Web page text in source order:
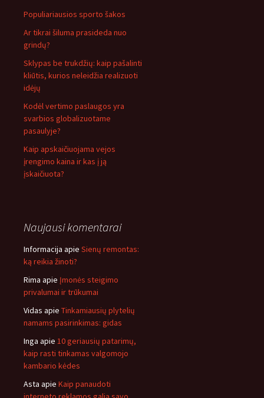
Populiariausios sporto šakos
Ar tikrai šiluma prasideda nuo
grindų?
Sklypas be trukdžių: kaip pašalinti
kliūtis, kurios neleidžia realizuoti
idėjų
Kodėl vertimo paslaugos yra
svarbios globalizuotame
pasaulyje?
Kaip apskaičiuojama vejos
įrengimo kaina ir kas į ją
įskaičiuota?
Naujausi komentarai
Informacija apie Sienų remontas:
ką reikia žinoti?
Rima apie Įmonės steigimo
privalumai ir trūkumai
Vidas apie Tinkamiausių plytelių
namams pasirinkimas: gidas
Inga apie 10 geriausių patarimų,
kaip rasti tinkamas valgomojo
kambario kėdes
Asta apie Kaip panaudoti